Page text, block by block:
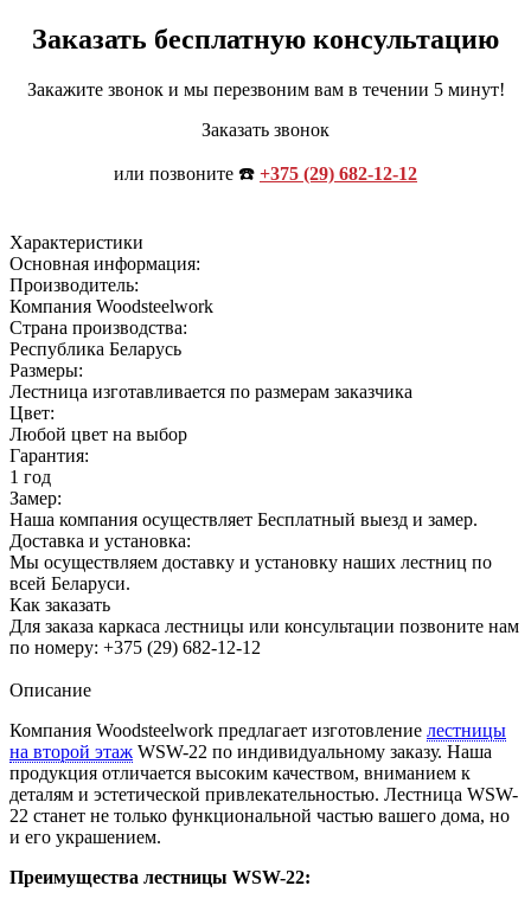
Заказать бесплатную консультацию
Закажите звонок и мы перезвоним вам в течении 5 минут!
Заказать звонок
или позвоните ☎️ +375 (29) 682-12-12
Характеристики
Основная информация:
Производитель:
Компания Woodsteelwork
Страна производства:
Республика Беларусь
Размеры:
Лестница изготавливается по размерам заказчика
Цвет:
Любой цвет на выбор
Гарантия:
1 год
Замер:
Наша компания осуществляет Бесплатный выезд и замер.
Доставка и установка:
Мы осуществляем доставку и установку наших лестниц по
всей Беларуси.
Как заказать
Для заказа каркаса лестницы или консультации позвоните нам
по номеру: +375 (29) 682-12-12
Описание
Компания Woodsteelwork предлагает изготовление лестницы
на второй этаж WSW-22 по индивидуальному заказу. Наша
продукция отличается высоким качеством, вниманием к
деталям и эстетической привлекательностью. Лестница WSW-
22 станет не только функциональной частью вашего дома, но
и его украшением.
Преимущества лестницы WSW-22: